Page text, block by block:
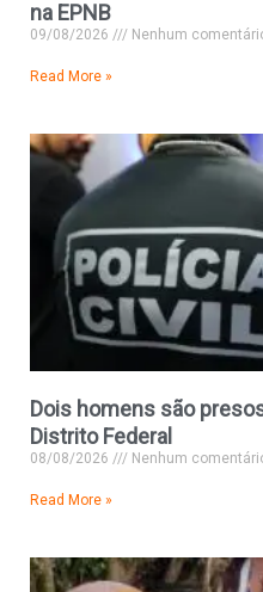
na EPNB
09/08/2026 Nenhum
Read More »
Dois homens são
Distrito Federal
08/08/2026 Nenhum
Read More »